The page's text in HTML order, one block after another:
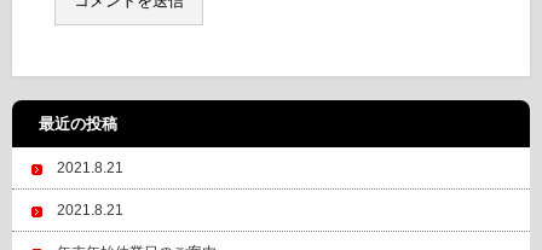
最近の投稿
2021.8.21
2021.8.21